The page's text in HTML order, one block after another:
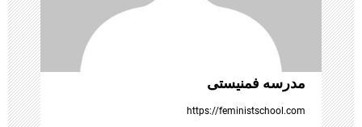
ه
ا
مدرسه فمنیستی
https://feministschool.com